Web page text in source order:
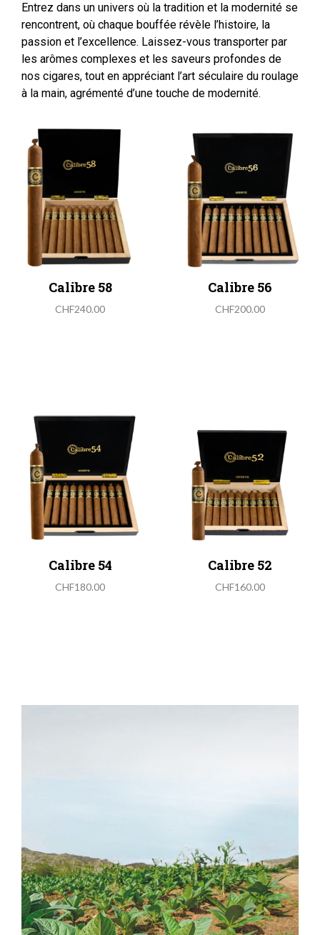
Entrez dans un univers où la tradition et la modernité se
rencontrent, où chaque bouffée révèle l’histoire, la
passion et l’excellence. Laissez-vous transporter par
les arômes complexes et les saveurs profondes de
nos cigares, tout en appréciant l’art séculaire du roulage
à la main, agrémenté d’une touche de modernité.
Calibre 58
CHF240.00
Calibre 56
CHF200.00
Calibre 54
CHF180.00
Calibre 52
CHF160.00